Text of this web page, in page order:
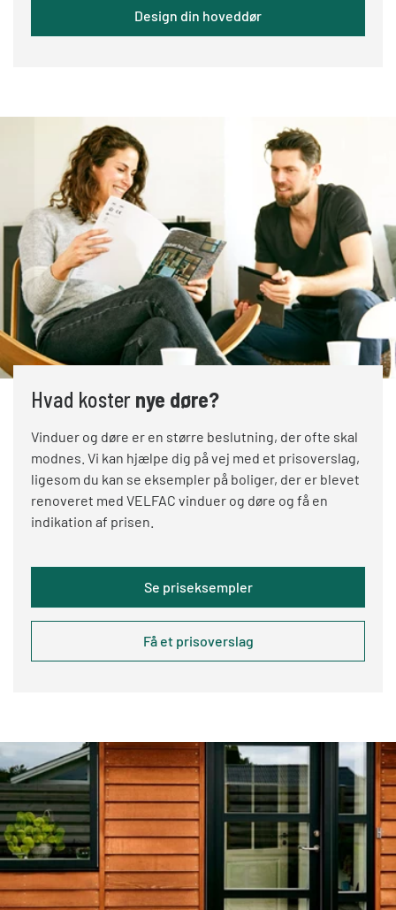
Design din hoveddør
Hvad koster nye døre?
Vinduer og døre er en større beslutning, der ofte skal
modnes. Vi kan hjælpe dig på vej med et prisoverslag,
ligesom du kan se eksempler på boliger, der er blevet
renoveret med VELFAC vinduer og døre og få en
indikation af prisen.
Se priseksempler
Få et prisoverslag